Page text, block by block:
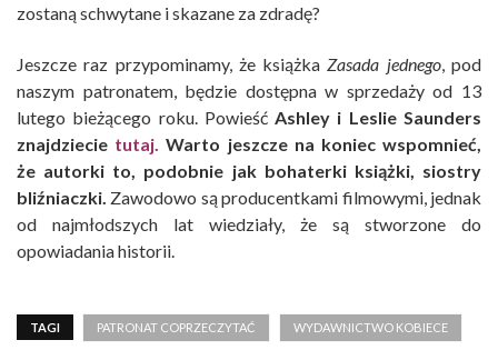
zostaną schwytane i skazane za zdradę?
Jeszcze raz przypominamy, że książkaZasada jednego, pod
naszym patronatem, będzie dostępna w sprzedaży od 13
lutego bieżącego roku. PowieśćAshley i Leslie Saunders
znajdziecie tutaj. Warto jeszcze na koniec wspomnieć,
że autorki to, podobnie jak bohaterki książki, siostry
bliźniaczki. Zawodowo są producentkami filmowymi, jednak
od najmłodszych lat wiedziały, że są stworzone do
opowiadania historii.
TAGI PATRONAT COPRZECZYTAĆ WYDAWNICTWO KOBIECE